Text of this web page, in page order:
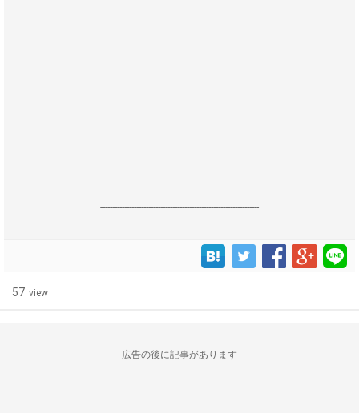
------------------------------------------------------------------
57 view
--------------------広告の後に記事があります--------------------